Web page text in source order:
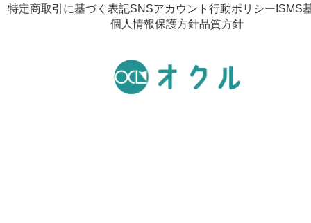
特定商取引に基づく表記SNSアカウント行動ポリシー ISMS
個人情報保護方針品質方針